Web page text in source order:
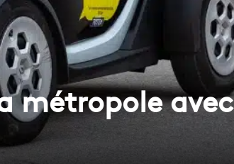
métropole avec